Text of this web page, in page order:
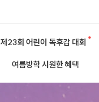
제23회 어린이 독후감 대회
여름방학 시원한 혜택